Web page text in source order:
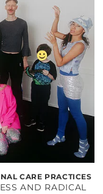
CARE PRACTICES
AND RADICAL